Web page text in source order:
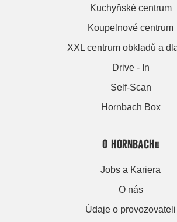
Kuchyňské centrum
Koupelnové centrum
XXL centrum obkladů a
Drive - In
Self-Scan
Hornbach Box
O HORNBACHu
Jobs a Kariera
O nás
Údaje o provozovateli